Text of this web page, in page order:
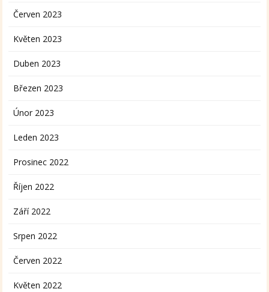
Červen 2023
Květen 2023
Duben 2023
Březen 2023
Únor 2023
Leden 2023
Prosinec 2022
Říjen 2022
Září 2022
Srpen 2022
Červen 2022
Květen 2022